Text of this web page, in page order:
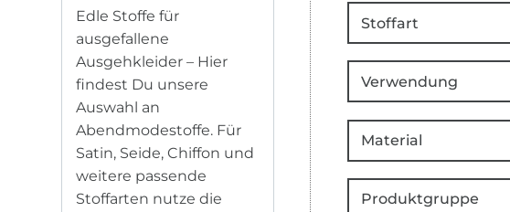
Edle Stoffe für
ausgefallene
Ausgehkleider – Hier
findest Du unsere
Auswahl an
Abendmodestoffe. Für
Satin, Seide, Chiffon und
weitere passende
Stoffarten nutze die
Stoffart
Verwendung
Material
Produktgruppe